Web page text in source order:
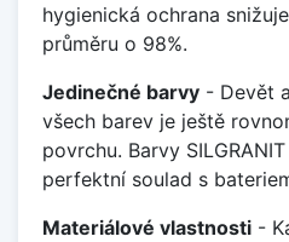
hygienická ochrana
průměru o 98%.
Jedinečné barvy - Devět
všech barev je ještě
povrchu. Barvy
perfektní soulad s
Materiálové vlastnosti -